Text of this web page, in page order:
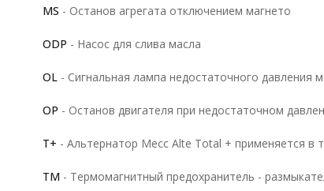
MS - Останов агрегата отключением магнето
ODP - Насос для слива масла
OL- Сигнальная лампа недостаточного давления
OP - Останов двигателя при недостаточном
T+ - Альтернатор Mecc Alte Total + применяется в
TM- Термомагнитный предохранитель -